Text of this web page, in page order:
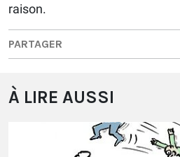
raison.
PARTAGER
À LIRE AUSSI